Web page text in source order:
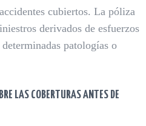
cubiertos. La póliza
derivados de esfuerzos
patologías o
LAS COBERTURAS ANTES DE